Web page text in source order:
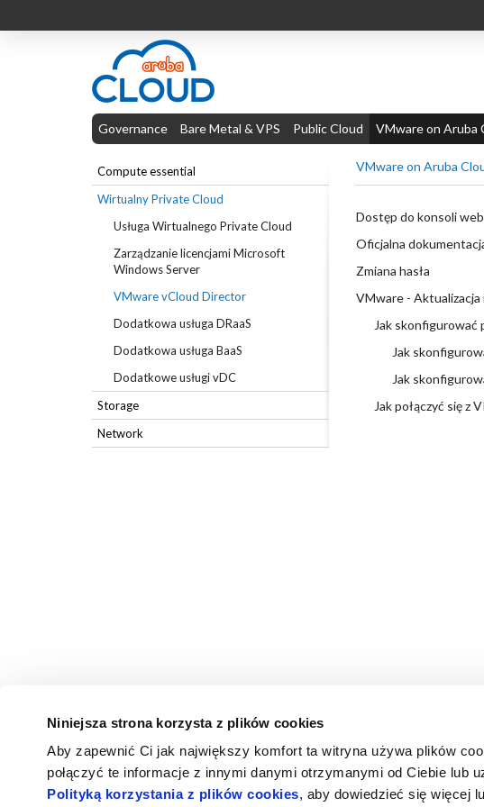
Niniejsza strona korzysta z plików cookies
Aby zapewnić Ci jak największy komfort ta witryna używa plików
połączyć te informacje z innymi danymi otrzymanymi od Ciebie lub
Polityką korzystania z plików cookies, aby dowiedzieć się więcej
Governance Bare Metal & VPS Public Cloud VMware on Aruba
Compute essential
Wirtualny Private Cloud
Usługa Wirtualnego Private Cloud
Zarządzanie licencjami Microsoft
Windows Server
VMware vCloud Director
Dodatkowa usługa DRaaS
Dodatkowa usługa BaaS
Dodatkowe usługi vDC
Storage
Network
VMware on Aruba
Dostęp do konsoli
Oficjalna
Zmiana hasła
VMware -
Jak skonfigurować
Jak
Jak
Jak połączyć się z
Nie znalazłeś odpowiedzi, której szukasz?
UZYSKAJ WSPARCIE